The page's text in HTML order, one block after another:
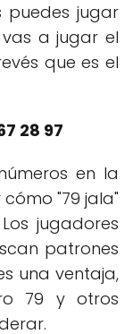
puedes jugar
vas a jugar el
que es el
28 97
en la
"79 jala"
jugadores
patrones
una ventaja,
79 y otros